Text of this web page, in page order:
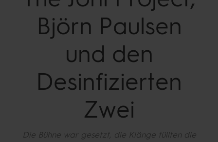
Björn Paulsen
und den
Desinfizierten
Zwei
Die Bühne war gesetzt, die Klänge füllten die